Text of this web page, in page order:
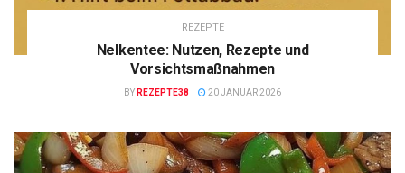
REZEPTE
Nelkentee: Nutzen, Rezepte und
Vorsichtsmaßnahmen
BY REZEPTE38 20 JANUAR 2026